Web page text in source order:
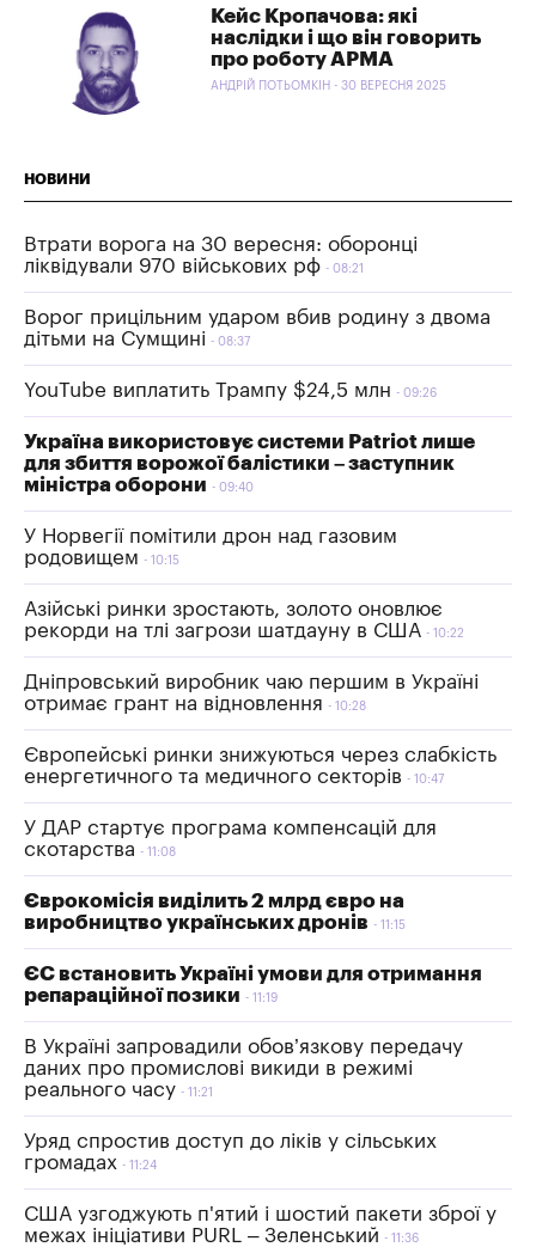
Кейс Кропачова: які
наслідки і що він говорить
про роботу АРМА
АНДРІЙ ПОТЬОМКІН - 30 ВЕРЕСНЯ 2025
НОВИНИ
Втрати ворога на 30 вересня: оборонці
ліквідували 970 військових рф
08:21
Ворог прицільним ударом вбив родину з двома
дітьми на Сумщині
08:37
YouTube виплатить Трампу $24,5 млн 09:26
Україна використовує системи Patriot лише
для збиття ворожої балістики – заступник
міністра оборони
09:40
У Норвегії помітили дрон над газовим
родовищем
10:15
Азійські ринки зростають, золото оновлює
рекорди на тлі загрози шатдауну в США
10:22
Дніпровський виробник чаю першим в Україні
отримає грант на відновлення
10:28
Європейські ринки знижуються через слабкість
енергетичного та медичного секторів
10:47
У ДАР стартує програма компенсацій для
скотарства
11:08
Єврокомісія виділить 2 млрд євро на
виробництво українських дронів
11:15
ЄС встановить Україні умови для отримання
репараційної позики
11:19
В Україні запровадили обов’язкову передачу
даних про промислові викиди в режимі
реального часу
11:21
Уряд спростив доступ до ліків у сільських
громадах
11:24
США узгоджують п'ятий і шостий пакети зброї у
межах ініціативи PURL – Зеленський
11:36